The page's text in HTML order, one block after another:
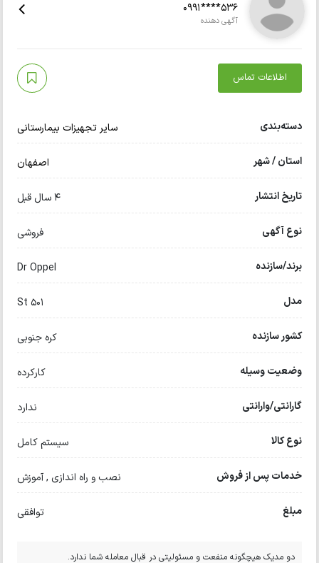
0991****536
آگهی دهنده
اطلاعات تماس
دسته‌بندی سایر تجهیزات بیمارستانی
استان / شهر اصفهان
تاریخ انتشار 4 سال قبل
نوع آگهی فروشی
برند/سازنده Dr Oppel
مدل St 501
کشور سازنده کره جنوبی
وضعیت وسیله کارکرده
گارانتی/وارانتی ندارد
نوع کالا سیستم کامل
خدمات پس از فروش نصب و راه اندازی , آموزش
مبلغ توافقی
دو مدیک هیچگونه منفعت و مسئولیتی در قبال معامله شما ندارد.